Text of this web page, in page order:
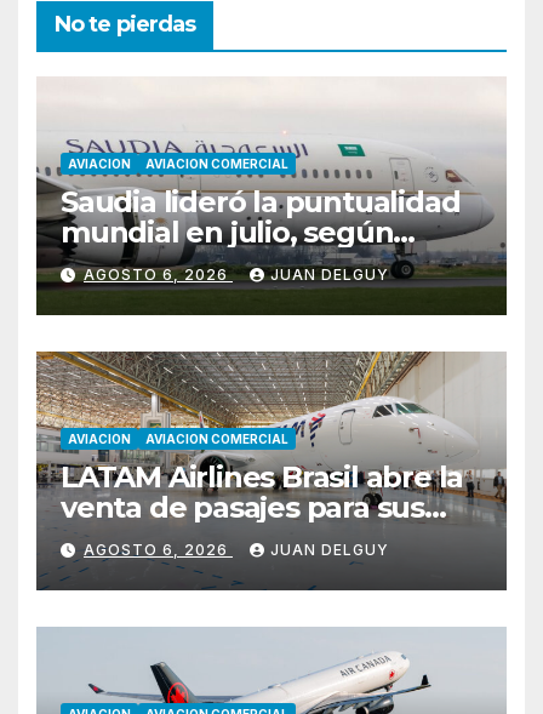
No te pierdas
AVIACION AVIACION COMERCIAL
Saudia lideró la puntualidad
mundial en julio, según
Cirium
AGOSTO 6, 2026 JUAN DELGUY
AVIACION AVIACION COMERCIAL
LATAM Airlines Brasil abre la
venta de pasajes para sus
nuevos Embraer E195-E2 y
anuncia la expansión de su
red
AGOSTO 6, 2026 JUAN DELGUY